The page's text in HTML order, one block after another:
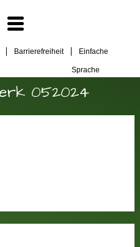
Barrierefreiheit Einfache
Sprache
052024